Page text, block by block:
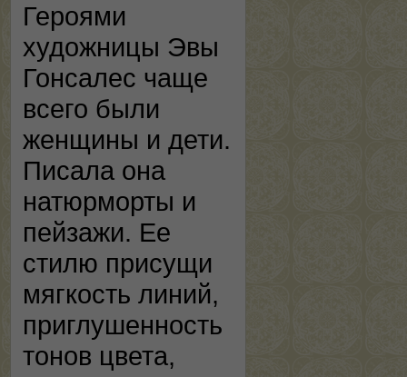
Героями
художницы Эвы
Гонсалес чаще
всего были
женщины и дети.
Писала она
натюрморты и
пейзажи. Ее
стилю присущи
мягкость линий,
приглушенность
тонов цвета,